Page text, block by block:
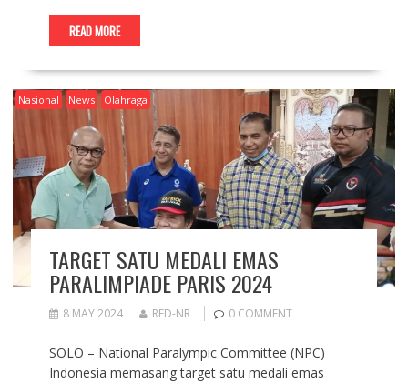
READ MORE
Nasional News Olahraga
TARGET SATU MEDALI EMAS
PARALIMPIADE PARIS 2024
8 MAY 2024 RED-NR 0 COMMENT
SOLO – National Paralympic Committee (NPC)
Indonesia memasang target satu medali emas